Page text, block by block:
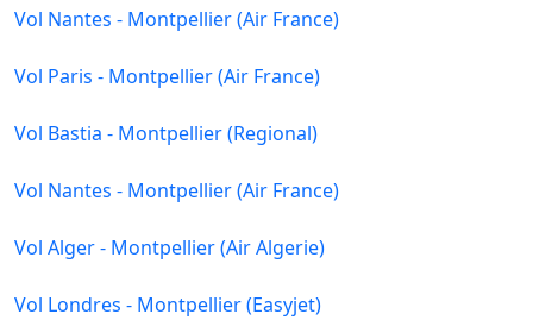
Vol Nantes - Montpellier (Air France)
Vol Paris - Montpellier (Air France)
Vol Bastia - Montpellier (Regional)
Vol Nantes - Montpellier (Air France)
Vol Alger - Montpellier (Air Algerie)
Vol Londres - Montpellier (Easyjet)